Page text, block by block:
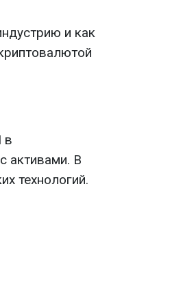
и как
в
активами. В
технологий.